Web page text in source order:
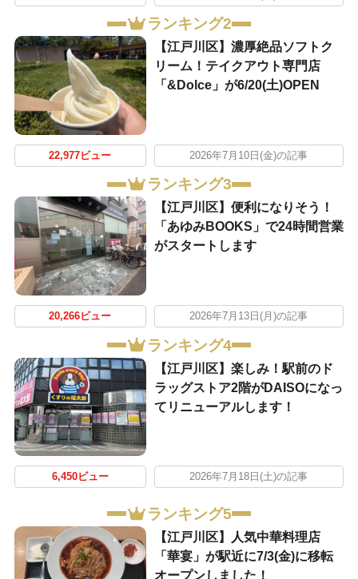
ランキング2
【江戸川区】濃厚絶品ソフトク
リーム！テイクアウト専門店
「&Dolce」が6/20(土)OPEN
22,977ビュー 2026年7月10日(金)の記事
ランキング3
【江戸川区】便利になりそう！
「あゆみBOOKS」で24時間営業
がスタートします
20,266ビュー 2026年7月13日(月)の記事
ランキング4
【江戸川区】楽しみ！駅前のド
ラッグストア2階がDAISOになっ
てリニューアルします！
6,450ビュー 2026年7月18日(土)の記事
ランキング5
【江戸川区】人気中華料理店
「華宴」が駅近に7/3(金)に移転
オープンしました！